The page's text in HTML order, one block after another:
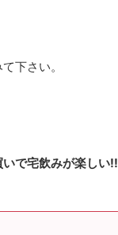
下さい。
で宅飲みが楽しい!!